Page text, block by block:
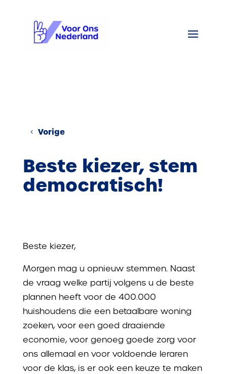
Vorige
Beste kiezer, stem
democratisch!
Beste kiezer,
Morgen mag u opnieuw stemmen. Naast
de vraag welke partij volgens u de beste
plannen heeft voor de 400.000
huishoudens die een betaalbare woning
zoeken, voor een goed draaiende
economie, voor genoeg goede zorg voor
ons allemaal en voor voldoende leraren
voor de klas, is er ook een keuze te maken